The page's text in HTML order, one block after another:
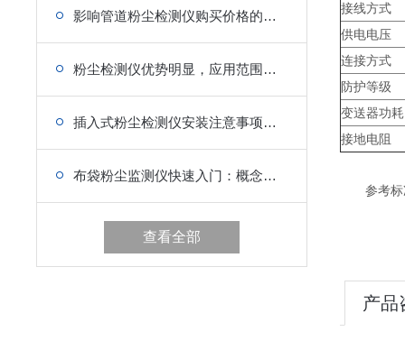
影响管道粉尘检测仪购买价格的有哪些方面
粉尘检测仪优势明显，应用范围广泛
插入式粉尘检测仪安装注意事项分享
布袋粉尘监测仪快速入门：概念、原理与应用
查看全部
接线方式
供电电压
连接方式
防护等级
变送器功耗
接地电阻
参考标准
产品